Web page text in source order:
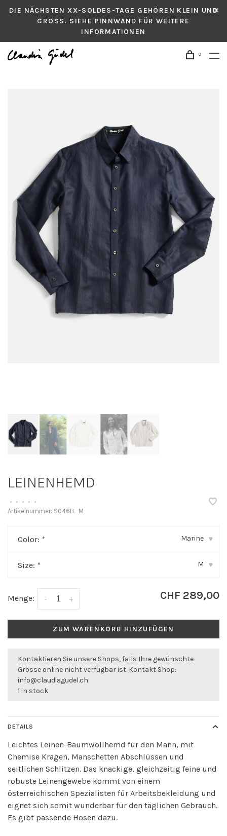
DIE NÄCHSTEN XX-SOLDES-TAGE GEHÖREN KLEIN UND
GROSS. SIEHE PINNWAND FÜR WEITERE
INFORMATIONEN
0
LEINENHEMD
• • • • •
Artikelnummer: S046B_M
Color: * Marine ▾
Size: * M ▾
Menge: +
- CHF 289,00
ZUM WARENKORB HINZUFÜGEN
Kontaktieren Sie unsere Shops, falls Ihre gewünschte
Grösse online nicht verfügbar ist. Kontakt Shop:
info@claudiagudel.ch
1 in stock
DETAILS
Leichtes Leinen-Baumwollhemd für den Mann, mit
Chemise Kragen, Manschetten Abschlüssen und
seitlichen Schlitzen. Das knackige, gleichzeitig feine und
robuste Leinengewebe kommt von einem
österreichischen Spezialisten für Arbeitsbekleidung und
eignet sich somit wunderbar für den täglichen Gebrauch.
Es gibt passende Hosen dazu.